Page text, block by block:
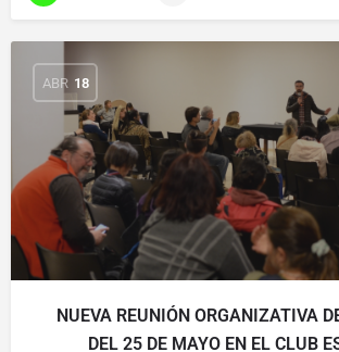
ABR 18
NUEVA REUNIÓN ORGANIZATIVA
DEL 25 DE MAYO EN EL CLUB